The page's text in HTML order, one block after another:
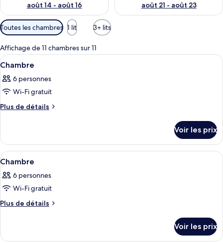
août 14 - août 16
août 21 - août 23
Filtres
disponibles
pour
les
chambres
Toutes les chambres 1 lit 3+ lits
Affichage de 11 chambres sur 11
Afficher
toutes
les
photos
pour
de
chambre :
Chambre
Une pièce de style japonais
1
Chambre
6 personnes
Wi-Fi gratuit
Plus de détails
Plus
le
type
de
Chambre
Voir les prix
Afficher
toutes
les
photos
pour
de
Une pièce de style japonais
1
Chambre
6 personnes
Wi-Fi gratuit
Plus de détails
Plus
le
Voir les prix